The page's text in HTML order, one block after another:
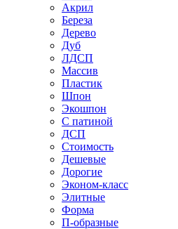
Акрил
Береза
Дерево
Дуб
ЛДСП
Массив
Пластик
Шпон
Экошпон
С патиной
ДСП
Стоимость
Дешевые
Дорогие
Эконом-класс
Элитные
Форма
П-образные